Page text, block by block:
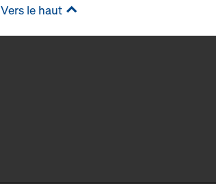
Vers le haut